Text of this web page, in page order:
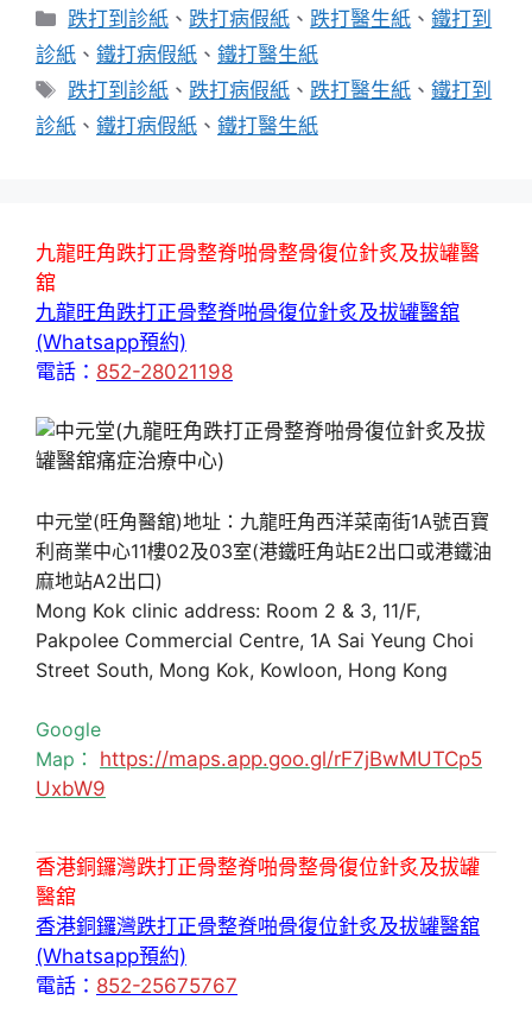
分
類
跌打到診紙 、 跌打病假紙 、 跌打醫生紙 、鐵打到
診紙 、 鐵打病假紙 、 鐵打醫生紙
標
籤
跌打到診紙 、 跌打病假紙 、 跌打醫生紙 、鐵打到
診紙 、 鐵打病假紙 、 鐵打醫生紙
九龍旺角跌打正骨整脊啪骨整骨復位針炙及拔罐醫
舘
九龍旺角跌打正骨整脊啪骨復位針炙及拔罐醫舘
(Whatsapp預約)
電話： 852-28021198
中元堂(旺角醫舘)地址：九龍旺角西洋菜南街1A號百寶
利商業中心11樓02及03室(港鐵旺角站E2出口或港鐵油
麻地站A2出口)
Mong Kok clinic address: Room 2 & 3, 11/F,
Pakpolee Commercial Centre, 1A Sai Yeung Choi
Street South, Mong Kok, Kowloon, Hong Kong
Google
Map： https://maps.app.goo.gl/rF7jBwMUTCp5
UxbW9
香港銅鑼灣跌打正骨整脊啪骨整骨復位針炙及拔罐
醫舘
香港銅鑼灣跌打正骨整脊啪骨復位針炙及拔罐醫舘
(Whatsapp預約)
電話： 852-25675767